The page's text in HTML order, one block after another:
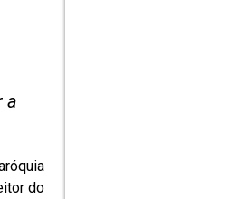
a
do